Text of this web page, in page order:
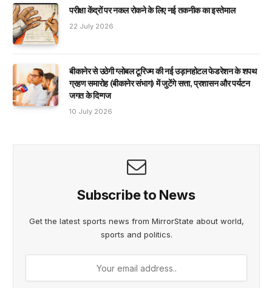
परीक्षा केंद्रों पर नकल रोकने के लिए नई तकनीक का इस्तेमाल
22 July 2026
बीकानेर से उठेगी ग्लोबल टूरिज्म की नई उड़ानहोटल फेडरेशन के शपथ
ग्रहण समारोह (बीकानेर संभाग) में जुटेंगे सत्ता, प्रशासन और पर्यटन
जगत के दिग्गज
10 July 2026
Subscribe to News
Get the latest sports news from MirrorState about world,
sports and politics.